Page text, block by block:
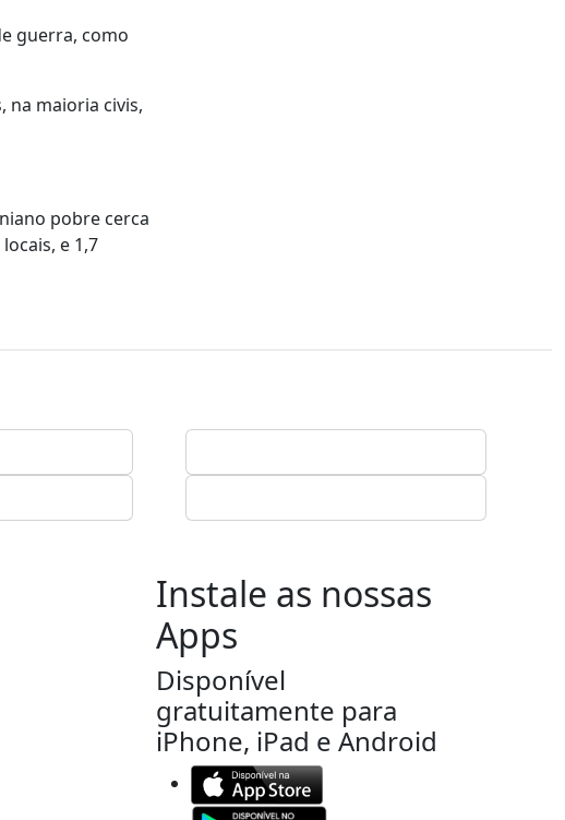
guerra, como
na maioria civis,
pobre cerca
e 1,7
Instale as nossas
Apps
Disponível
gratuitamente para
iPhone, iPad e Android